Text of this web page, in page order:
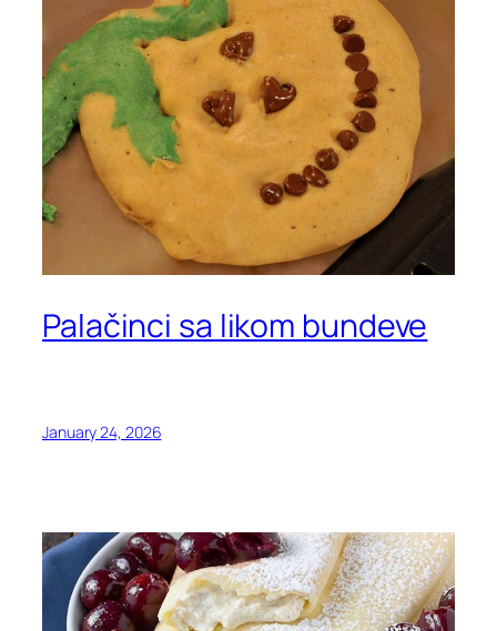
Palačinci sa likom bundeve
January 24, 2026